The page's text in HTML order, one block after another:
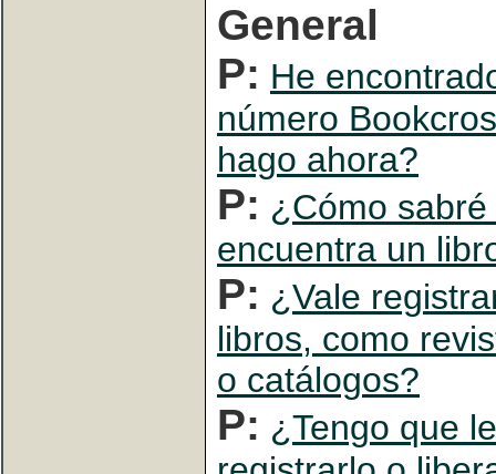
General
P: He
número
hago ahora?
P: ¿Cómo
encuentra un
P: ¿Vale
libros, como
o catálogos?
P: ¿Tengo que